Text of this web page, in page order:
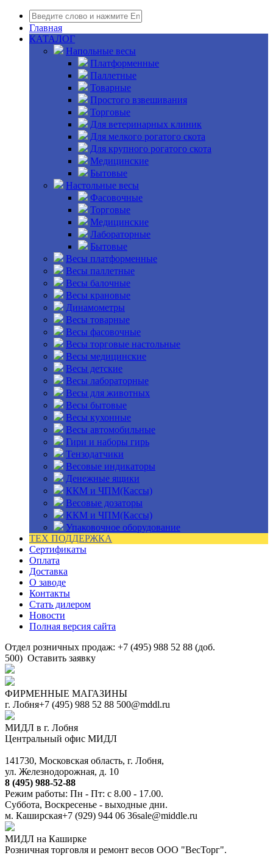
Главная
КАТАЛОГ
Напольные весы
Платформенные
Паллетные
Товарные
Простого взвешивания
Торговые
Для ветеринарных клиник
Для мелкого рогатого скота
Для крупного рогатого скота
Медицинские
Бытовые
Настольные весы
Фасовочные
Торговые
Медицинские
Лабораторные
Бытовые
Весы платформенные
Весы паллетные
Весы балочные
Весы крановые
Динамометры
Весы товарные
Весы фасовочные
Весы торговые настольные
Весы медицинские
Весы детские
Весы лабораторные
Весы для животных
Весы бытовые
Весы кухонные
Весы автомобильные
Гири и наборы гирь
Тензодатчики
Весовые индикаторы
Денежные ящики
ККМ и ЧПМ(Кассы)
Весовые дозаторы
ККМ и ЧПМ(Кассы)
Упаковочное оборудование
ТЕХ ПОДДЕРЖКА
Сертификаты
Оплата
Доставка
О заводе
Контакты
Стать дилером
Новости
Полная версия сайта
Отдел розничных продаж: +7 (495) 988 52 88 (доб.
500) Оставить заявку
ФИРМЕННЫЕ МАГАЗИНЫ
г. Лобня+7 (495) 988 52 88 500@mddl.ru
МИДЛ в г. Лобня
Центральный офис МИДЛ
141730, Московская область, г. Лобня,
ул. Железнодорожная, д. 10
8 (495) 988-52-88
Режим работы: Пн - Пт: с 8.00 - 17.00.
Суббота, Воскресенье - выходные дни.
м. Каширская+7 (929) 944 06 36sale@middle.ru
МИДЛ на Каширке
Розничная торговля и ремонт весов ООО "ВесТорг".